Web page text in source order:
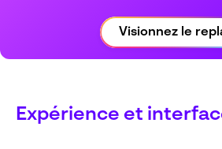
Visionnez le
Expérience et